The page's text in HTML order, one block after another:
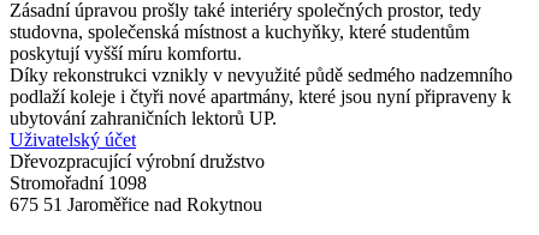
Zásadní úpravou prošly také interiéry společných prostor, tedy
studovna, společenská místnost a kuchyňky, které studentům
poskytují vyšší míru komfortu.
Díky rekonstrukci vznikly v nevyužité půdě sedmého nadzemního
podlaží koleje i čtyři nové apartmány, které jsou nyní připraveny k
ubytování zahraničních lektorů UP.
Uživatelský účet
Dřevozpracující výrobní družstvo
Stromořadní 1098
675 51 Jaroměřice nad Rokytnou